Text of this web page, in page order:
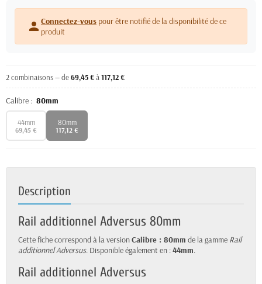
person Connectez-vous pour être notifié de la disponibilité de ce
produit
2 combinaisons — de69,45 €à 117,12 €
Calibre : 80mm
44mm
69,45 €
80mm
117,12 €
Description
Rail additionnel Adversus 80mm
Cette fiche correspond à la versionCalibre : 80mm de la gamme Rail
additionnel Adversus. Disponible également en :44mm.
Rail additionnel Adversus